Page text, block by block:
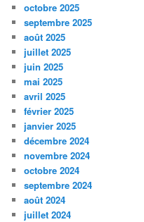
octobre 2025
septembre 2025
août 2025
juillet 2025
juin 2025
mai 2025
avril 2025
février 2025
janvier 2025
décembre 2024
novembre 2024
octobre 2024
septembre 2024
août 2024
juillet 2024